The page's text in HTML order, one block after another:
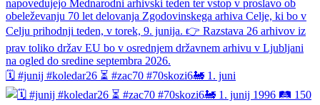
🗓️ #junij #koledar26 ⏳ #zac70 #70skozi6🚂 1. juni